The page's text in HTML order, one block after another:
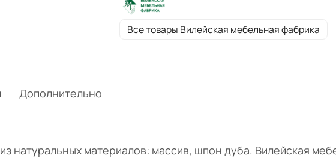
Минималистичный дизайн с легкостью
впишется в любой интерьер как спальной, так
и гостиной комнаты. Коллекция располагает
Все товары Вилейская мебельная фабрика
Дополнительно
натуральных материалов: массив, шпон дуба. Вилейская